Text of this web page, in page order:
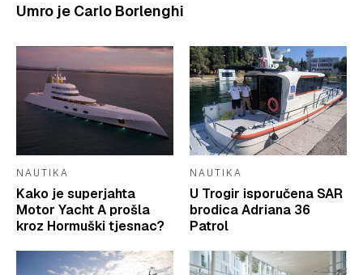
Umro je Carlo Borlenghi
NAUTIKA
Kako je superjahta
Motor Yacht A prošla
kroz Hormuški tjesnac?
NAUTIKA
U Trogir isporučena SAR
brodica Adriana 36
Patrol